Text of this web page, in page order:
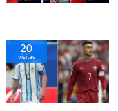
20
visitas